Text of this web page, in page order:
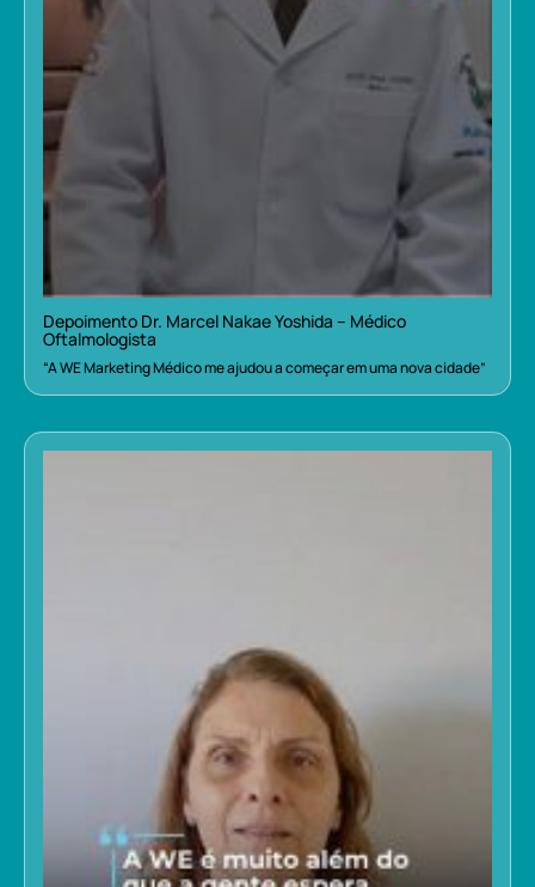
Depoimento Dr. Marcel Nakae Yoshida – Médico
Oftalmologista
“A WE Marketing Médico me ajudou a começar em uma nova cidade”